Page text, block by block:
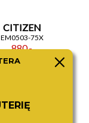
CITIZEN
EM0503-75X
880,-